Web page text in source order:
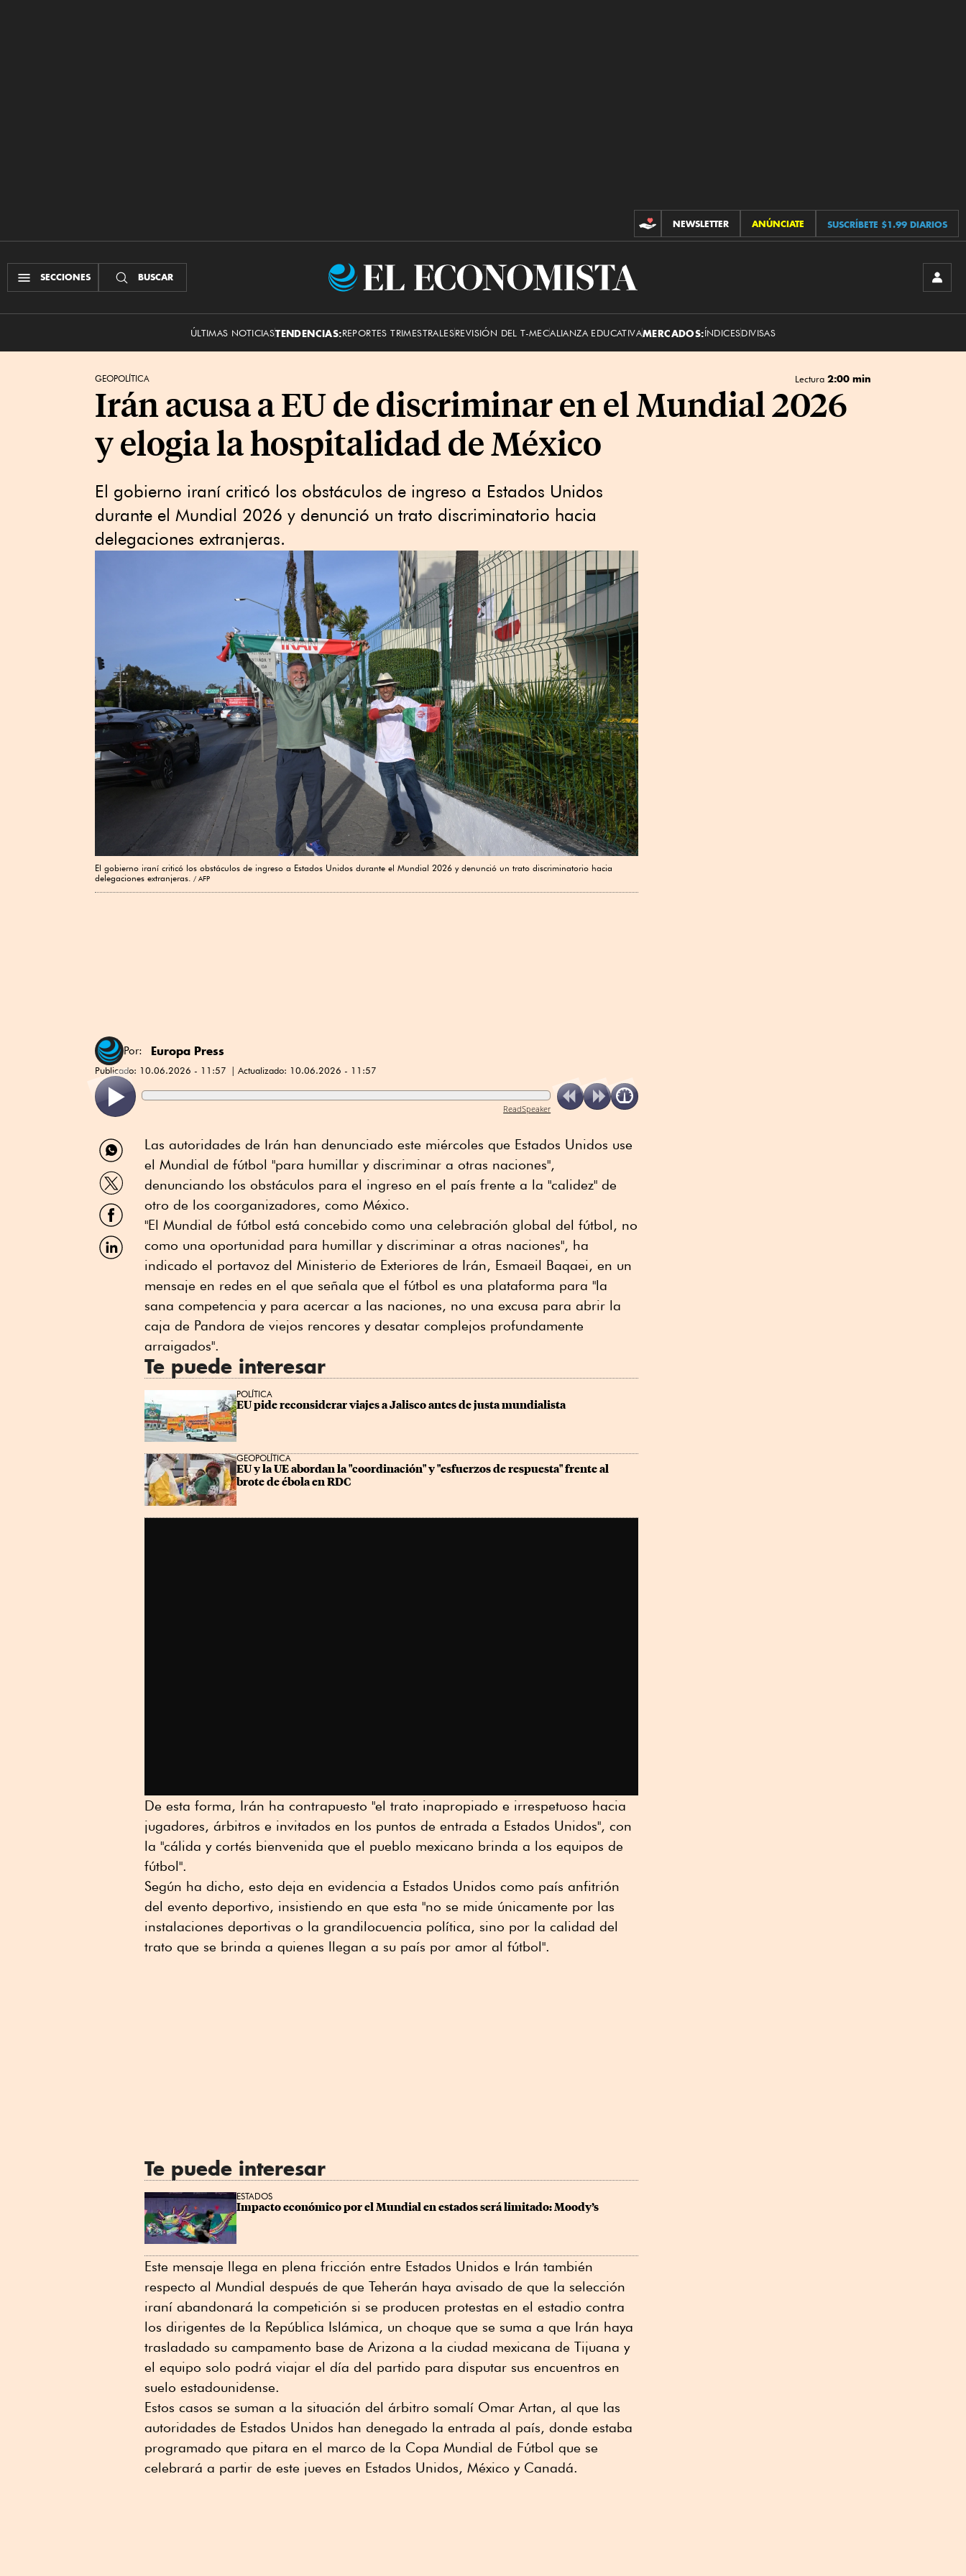
CONTRIBUCIONES
NEWSLETTER ANÚNCIATE SUSCRÍBETE $1.99 DIARIOS
SECCIONES BUSCAR
El
ÚLTIMAS NOTICIASTENDENCIAS:REPORTES TRIMESTRALESREVISIÓN DEL T-MECALIANZA EDUCATIVAMERCADOS:ÍNDICESDIVISAS
GEOPOLÍTICA Lectura 2:00 min
Irán acusa a EU de discriminar en el Mundial 2026
y elogia la hospitalidad de México
El gobierno iraní criticó los obstáculos de ingreso a Estados Unidos
durante el Mundial 2026 y denunció un trato discriminatorio hacia
delegaciones extranjeras.
El gobierno iraní criticó los obstáculos de ingreso a Estados Unidos durante el Mundial 2026 y denunció un trato discriminatorio hacia
delegaciones extranjeras.
AFP
Por: Europa Press
Publicado: 10.06.2026 - 11:57 Actualizado: 10.06.2026 - 11:57
ReadSpeaker
Compartir
por
WhatsApp
Compartir
por
Twitter
Compartir
por
Facebook
Compartir
por
Las autoridades de Irán han denunciado este miércoles que Estados Unidos use
el Mundial de fútbol "para humillar y discriminar a otras naciones",
denunciando los obstáculos para el ingreso en el país frente a la "calidez" de
otro de los coorganizadores, como México.
"El Mundial de fútbol está concebido como una celebración global del fútbol, no
como una oportunidad para humillar y discriminar a otras naciones", ha
indicado el portavoz del Ministerio de Exteriores de Irán, Esmaeil Baqaei, en un
mensaje en redes en el que señala que el fútbol es una plataforma para "la
sana competencia y para acercar a las naciones, no una excusa para abrir la
caja de Pandora de viejos rencores y desatar complejos profundamente
arraigados".
Te puede interesar
POLÍTICA
EU pide reconsiderar viajes a Jalisco antes de justa mundialista
GEOPOLÍTICA
EU y la UE abordan la "coordinación" y "esfuerzos de respuesta" frente al
brote de ébola en RDC
De esta forma, Irán ha contrapuesto "el trato inapropiado e irrespetuoso hacia
jugadores, árbitros e invitados en los puntos de entrada a Estados Unidos", con
la "cálida y cortés bienvenida que el pueblo mexicano brinda a los equipos de
fútbol".
Según ha dicho, esto deja en evidencia a Estados Unidos como país anfitrión
del evento deportivo, insistiendo en que esta "no se mide únicamente por las
instalaciones deportivas o la grandilocuencia política, sino por la calidad del
trato que se brinda a quienes llegan a su país por amor al fútbol".
Te puede interesar
ESTADOS
Impacto económico por el Mundial en estados será limitado: Moody’s
Este mensaje llega en plena fricción entre Estados Unidos e Irán también
respecto al Mundial después de que Teherán haya avisado de que la selección
iraní abandonará la competición si se producen protestas en el estadio contra
los dirigentes de la República Islámica, un choque que se suma a que Irán haya
trasladado su campamento base de Arizona a la ciudad mexicana de Tijuana y
el equipo solo podrá viajar el día del partido para disputar sus encuentros en
suelo estadounidense.
Estos casos se suman a la situación del árbitro somalí Omar Artan, al que las
autoridades de Estados Unidos han denegado la entrada al país, donde estaba
programado que pitara en el marco de la Copa Mundial de Fútbol que se
celebrará a partir de este jueves en Estados Unidos, México y Canadá.